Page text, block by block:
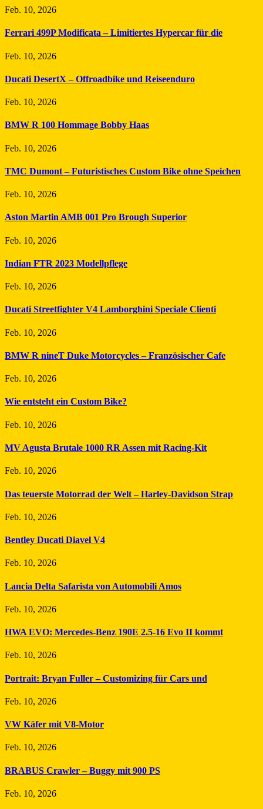
Feb. 10, 2026
Ferrari 499P Modificata – Limitiertes Hypercar für die
Feb. 10, 2026
Ducati DesertX – Offroadbike und Reiseenduro
Feb. 10, 2026
BMW R 100 Hommage Bobby Haas
Feb. 10, 2026
TMC Dumont – Futuristisches Custom Bike ohne Speichen
Feb. 10, 2026
Aston Martin AMB 001 Pro Brough Superior
Feb. 10, 2026
Indian FTR 2023 Modellpflege
Feb. 10, 2026
Ducati Streetfighter V4 Lamborghini Speciale Clienti
Feb. 10, 2026
BMW R nineT Duke Motorcycles – Französischer Cafe
Feb. 10, 2026
Wie entsteht ein Custom Bike?
Feb. 10, 2026
MV Agusta Brutale 1000 RR Assen mit Racing-Kit
Feb. 10, 2026
Das teuerste Motorrad der Welt – Harley-Davidson Strap
Feb. 10, 2026
Bentley Ducati Diavel V4
Feb. 10, 2026
Lancia Delta Safarista von Automobili Amos
Feb. 10, 2026
HWA EVO: Mercedes-Benz 190E 2.5-16 Evo II kommt
Feb. 10, 2026
Portrait: Bryan Fuller – Customizing für Cars und
Feb. 10, 2026
VW Käfer mit V8-Motor
Feb. 10, 2026
BRABUS Crawler – Buggy mit 900 PS
Feb. 10, 2026